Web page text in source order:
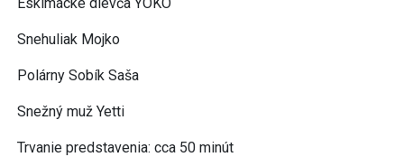
Snehuliak Mojko
Polárny Sobík Saša
Snežný muž Yetti
Trvanie predstavenia: cca 50 minút